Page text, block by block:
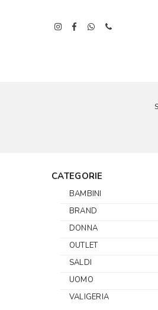
CATEGORIE
BAMBINI
BRAND
DONNA
OUTLET
SALDI
UOMO
VALIGERIA